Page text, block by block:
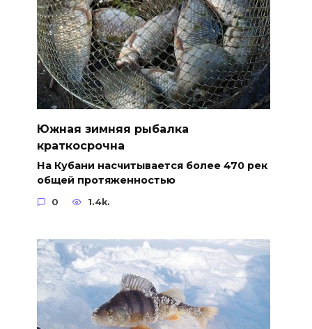
Южная зимняя рыбалка
краткосрочна
На Кубани насчитывается более 470 рек
общей протяженностью
0 1.4k.